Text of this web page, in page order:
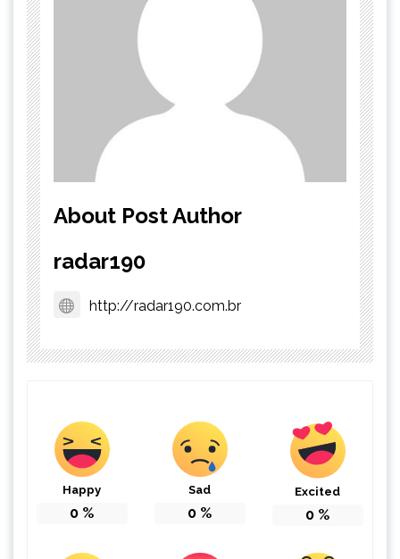
About Post Author
radar190
http://radar190.com.br
Happy
0 %
Sad
0 %
Excited
0 %